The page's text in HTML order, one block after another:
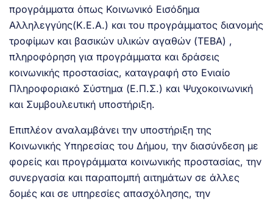
προγράμματα όπως Κοινωνικό Εισόδημα
Αλληλεγγύης(Κ.Ε.Α.) και του προγράμματος διανομής
τροφίμων και βασικών υλικών αγαθών (ΤΕΒΑ) ,
πληροφόρηση για προγράμματα και δράσεις
κοινωνικής προστασίας, καταγραφή στο Ενιαίο
Πληροφοριακό Σύστημα (Ε.Π.Σ.) και Ψυχοκοινωνική
και Συμβουλευτική υποστήριξη.
Επιπλέον αναλαμβάνει την υποστήριξη της
Κοινωνικής Υπηρεσίας του Δήμου, την διασύνδεση με
φορείς και προγράμματα κοινωνικής προστασίας, την
συνεργασία και παραπομπή αιτημάτων σε άλλες
δομές και σε υπηρεσίες απασχόλησης, την